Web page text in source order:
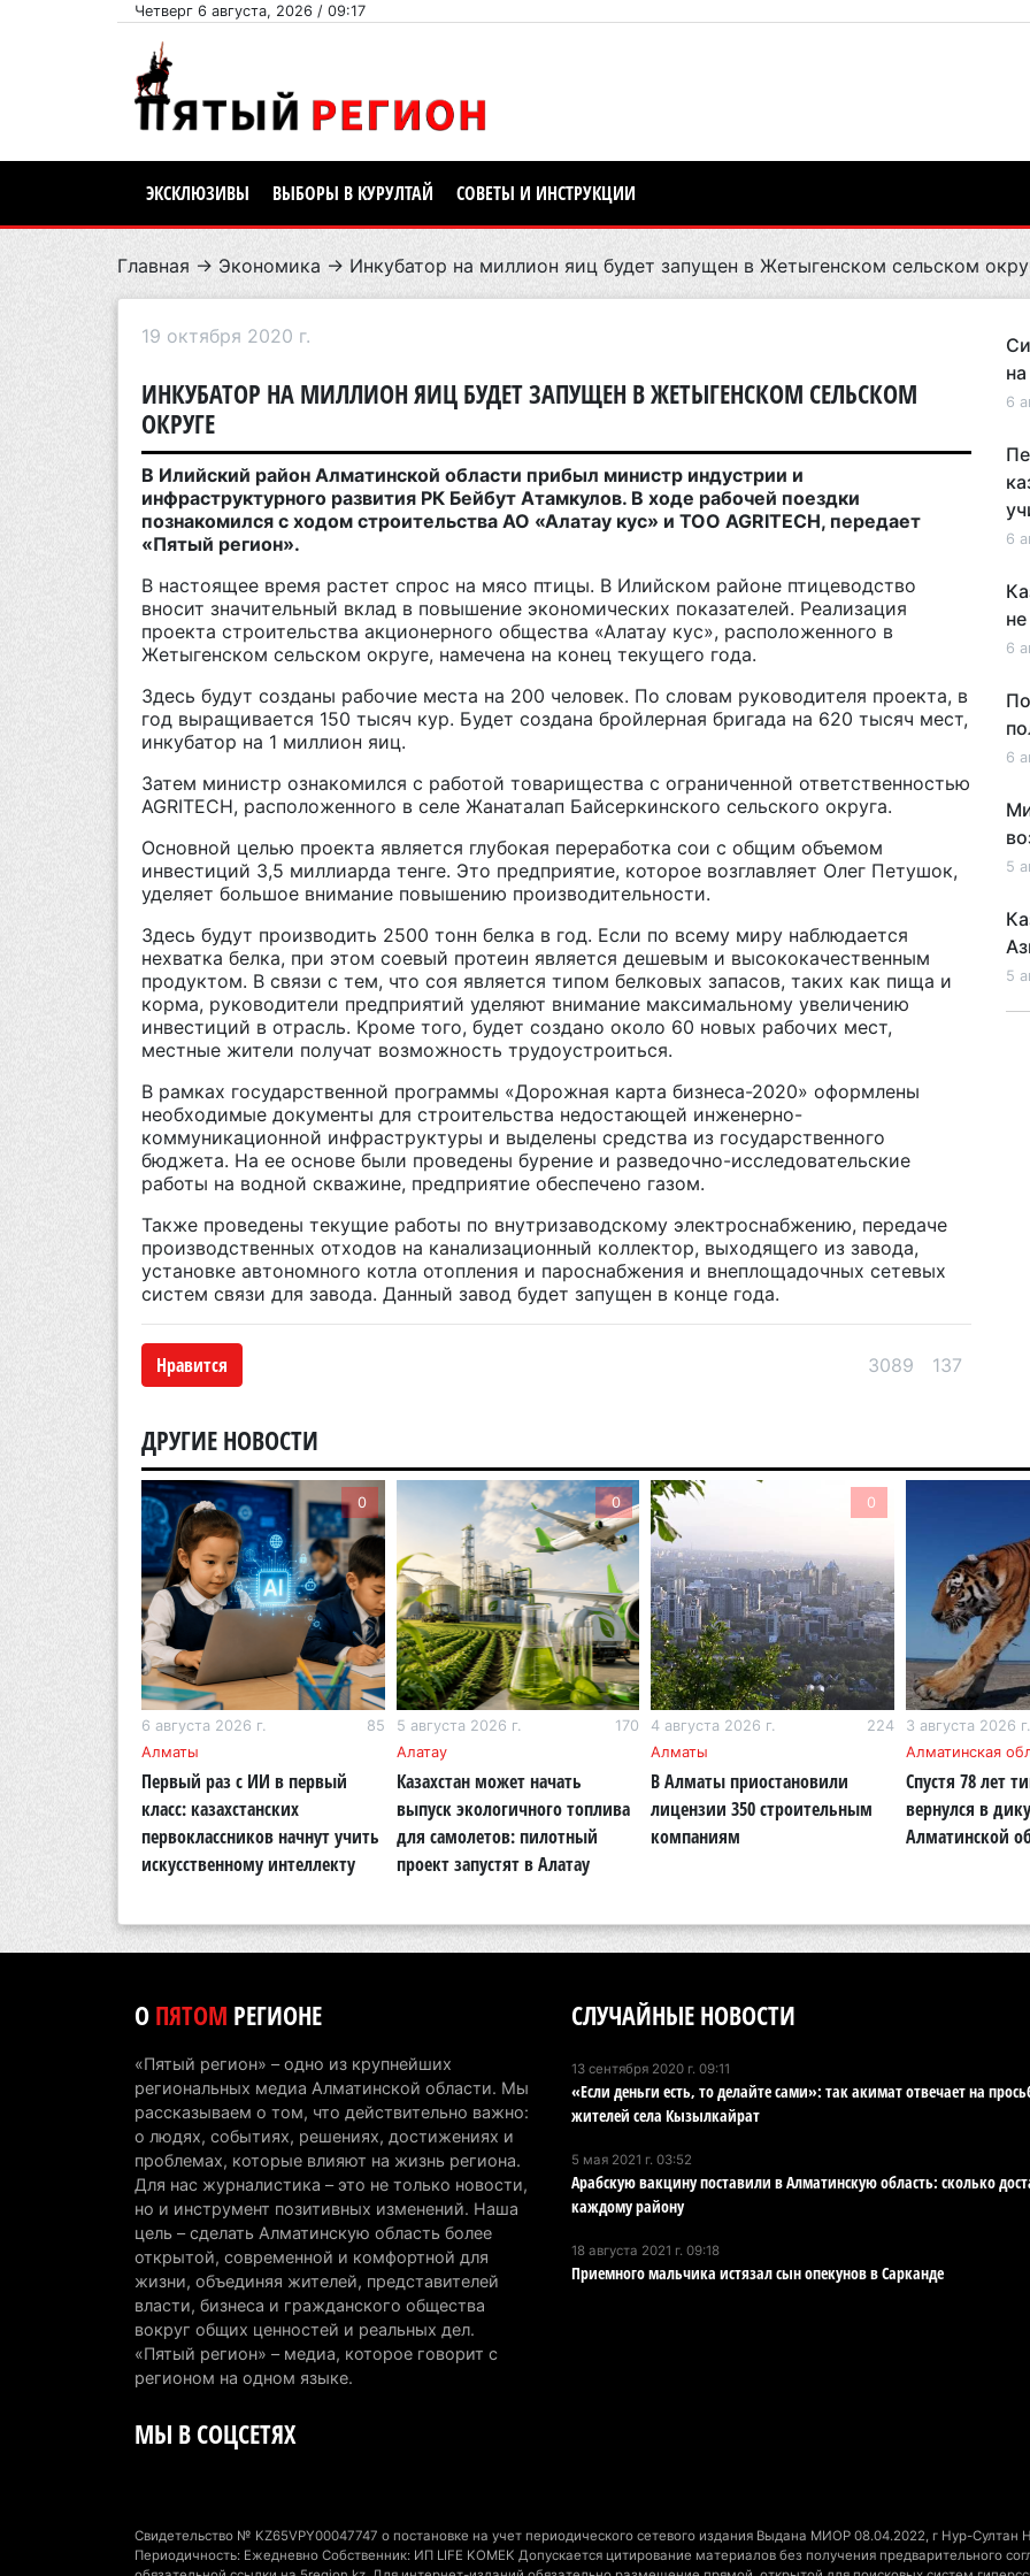
Четверг 6 августа, 2026 / 09:17
ЭКСКЛЮЗИВЫ ВЫБОРЫ В КУРУЛТАЙ СОВЕТЫ И ИНСТРУКЦИИ
Главная → Экономика → Инкубатор на миллион яиц будет запущен в Жетыгенском сельском
19 октября 2020 г.
ИНКУБАТОР НА МИЛЛИОН ЯИЦ БУДЕТ ЗАПУЩЕН В ЖЕТЫГЕНСКОМ СЕЛЬСКОМ
ОКРУГЕ
В Илийский район Алматинской области прибыл министр индустрии и
инфраструктурного развития РК Бейбут Атамкулов. В ходе рабочей поездки
познакомился с ходом строительства АО «Алатау кус» и ТОО AGRITECH, передает
«Пятый регион».
В настоящее время растет спрос на мясо птицы. В Илийском районе птицеводство
вносит значительный вклад в повышение экономических показателей. Реализация
проекта строительства акционерного общества «Алатау кус», расположенного в
Жетыгенском сельском округе, намечена на конец текущего года.
Здесь будут созданы рабочие места на 200 человек. По словам руководителя проекта, в
год выращивается 150 тысяч кур. Будет создана бройлерная бригада на 620 тысяч мест,
инкубатор на 1 миллион яиц.
Затем министр ознакомился с работой товарищества с ограниченной ответственностью
AGRITECH, расположенного в селе Жанаталап Байсеркинского сельского округа.
Основной целью проекта является глубокая переработка сои с общим объемом
инвестиций 3,5 миллиарда тенге. Это предприятие, которое возглавляет Олег Петушок,
уделяет большое внимание повышению производительности.
Здесь будут производить 2500 тонн белка в год. Если по всему миру наблюдается
нехватка белка, при этом соевый протеин является дешевым и высококачественным
продуктом. В связи с тем, что соя является типом белковых запасов, таких как пища и
корма, руководители предприятий уделяют внимание максимальному увеличению
инвестиций в отрасль. Кроме того, будет создано около 60 новых рабочих мест,
местные жители получат возможность трудоустроиться.
В рамках государственной программы «Дорожная карта бизнеса-2020» оформлены
необходимые документы для строительства недостающей инженерно-
коммуникационной инфраструктуры и выделены средства из государственного
бюджета. На ее основе были проведены бурение и разведочно-исследовательские
работы на водной скважине, предприятие обеспечено газом.
Также проведены текущие работы по внутризаводскому электроснабжению, передаче
производственных отходов на канализационный коллектор, выходящего из завода,
установке автономного котла отопления и пароснабжения и внеплощадочных сетевых
систем связи для завода. Данный завод будет запущен в конце года.
Нравится 3089 137
6
6
6
6
5
5
5
В
4
В
В
В
4
4
ДРУГИЕ НОВОСТИ
0
6 августа 2026 г.
85
Алматы
Первый раз с ИИ в первый
класс: казахстанских
первоклассников начнут учить
искусственному интеллекту
0
5 августа 2026 г.
170
Алатау
Казахстан может начать
выпуск экологичного топлива
для самолетов: пилотный
проект запустят в Алатау
0
4 августа 2026 г.
224
Алматы
В Алматы приостановили
лицензии 350 строительным
компаниям
3 августа 2026 г.
Алматинская
Спустя 78 лет
вернулся в
Алматинской
ОПЯТОМ РЕГИОНЕ
«Пятый регион» – одно из крупнейших
региональных медиа Алматинской области. Мы
рассказываем о том, что действительно важно:
о людях, событиях, решениях, достижениях и
проблемах, которые влияют на жизнь региона.
Для нас журналистика – это не только новости,
но и инструмент позитивных изменений. Наша
цель – сделать Алматинскую область более
открытой, современной и комфортной для
жизни, объединяя жителей, представителей
власти, бизнеса и гражданского общества
вокруг общих ценностей и реальных дел.
«Пятый регион» – медиа, которое говорит с
регионом на одном языке.
МЫ В СОЦСЕТЯХ
СЛУЧАЙНЫЕ НОВОСТИ
13 сентября 2020 г. 09:11
«Если деньги есть, то делайте сами»: так акимат отвечает на
жителей села Кызылкайрат
5 мая 2021 г. 03:52
Арабскую вакцину поставили в Алматинскую область: сколько
каждому району
18 августа 2021 г. 09:18
Приемного мальчика истязал сын опекунов в Сарканде
Свидетельство № KZ65VPY00047747 о постановке на учет периодического сетевого издания Выдана МИОР 08.04.2022, г Нур-Султан
Периодичность: Ежедневно Собственник: ИП LIFE KOMEK Допускается цитирование материалов без получения предварительного